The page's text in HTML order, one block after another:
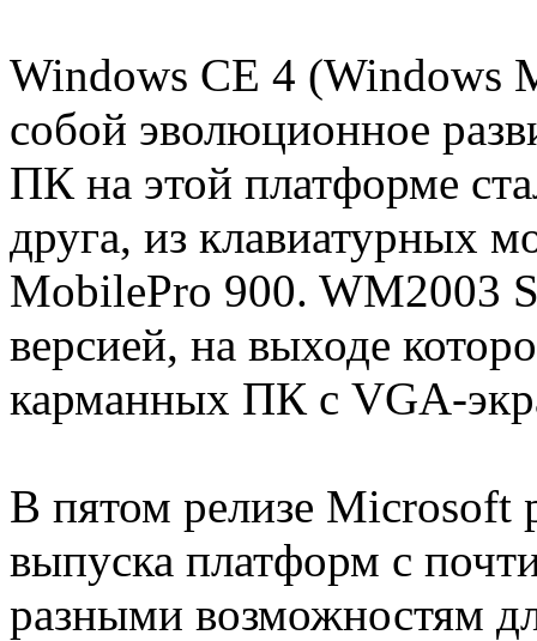
Windows CE 4 (Windows
собой эволюционное
ПК на этой платформе
друга, из клавиатурных
MobilePro 900. WM2003
версией, на выходе
карманных ПК с VGA-
В пятом релизе Microsoft
выпуска платформ с
разными возможностям